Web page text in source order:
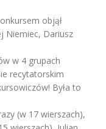
objął
Niemiec, Dariusz
w 4 grupach
recytatorskim
Była to
(w 17 wierszach),